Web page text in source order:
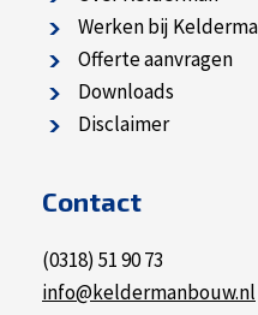
Werken bij
Offerte aanvragen
Downloads
Disclaimer
Contact
(0318) 51 90 73
info@keldermanbouw.nl